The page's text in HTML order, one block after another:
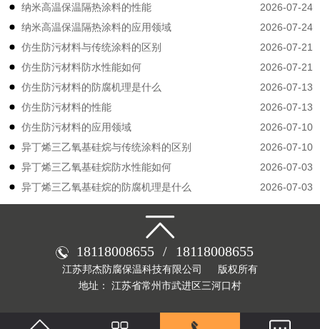
2026-07-24
纳米高温保温隔热涂料的性能
2026-07-24
纳米高温保温隔热涂料的应用领域
2026-07-21
仿生防污材料与传统涂料的区别
2026-07-21
仿生防污材料防水性能如何
2026-07-13
仿生防污材料的防腐机理是什么
2026-07-13
仿生防污材料的性能
2026-07-10
仿生防污材料的应用领域
2026-07-10
异丁烯三乙氧基硅烷与传统涂料的区别
2026-07-03
异丁烯三乙氧基硅烷防水性能如何
2026-07-03
异丁烯三乙氧基硅烷的防腐机理是什么
18118008655 / 18118008655
江苏邦杰防腐保温科技有限公司
版权所有
地址： 江苏省常州市武进区三河口村